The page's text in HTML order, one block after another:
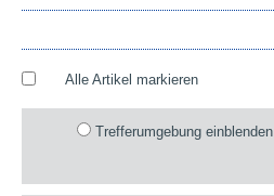
Alle Artikel markieren
Trefferumgebung einblenden